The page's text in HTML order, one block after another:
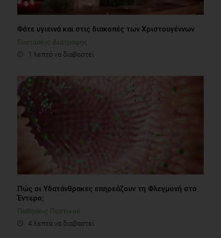
Φάτε υγιεινά και στις διακοπές των Χριστουγέννων
Συστάσεις Διατροφής
1 λεπτό να διαβαστεί
Πώς οι Υδατάνθρακες επηρεάζουν τη Φλεγμονή στο
Έντερο;
Παθήσεις Πεπτικού
4 λεπτά να διαβαστεί